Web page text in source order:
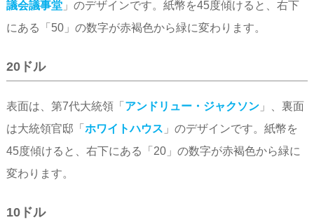
議会議事堂」のデザインです。紙幣を45度傾けると、右下
にある「50」の数字が赤褐色から緑に変わります。
20ドル
表面は、第7代大統領「 アンドリュー・ジャクソン」、裏面
は大統領官邸「 ホワイトハウス 」のデザインです。紙幣を
45度傾けると、右下にある「20」の数字が赤褐色から緑に
変わります。
10ドル